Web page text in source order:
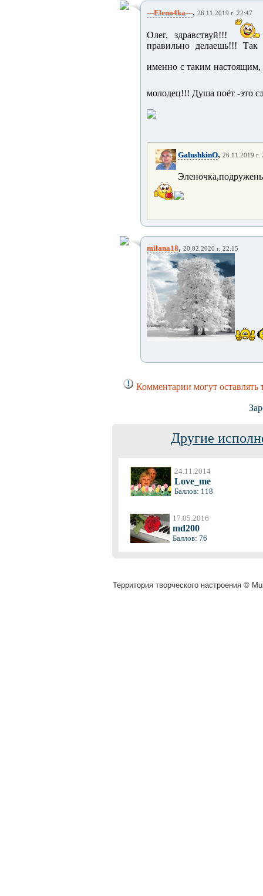
---Eleno4ka---, 26.11.2019 г. 22:47
Олег, здравствуй!!!
правильно делаешь!!!
именно с таким
молодец!!! Душа поёт -это
GalushkinO, 26.11.2019 г.
milana18, 20.02.2020 г. 22:15
Комментарии могут оставлять
Другие
24.11.2014
Love_me
Баллов: 118
17.05.2016
md200
Баллов: 76
Территория творческого настроения ©